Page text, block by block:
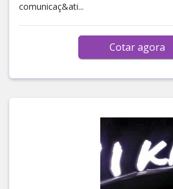
comunicaç&ati...
Cotar agora